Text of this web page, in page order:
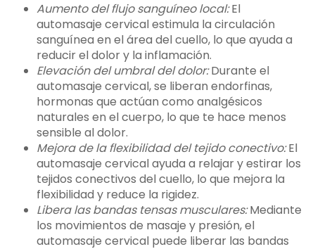
Aumento del flujo sanguíneo local:El
automasaje cervical estimula la circulación
sanguínea en el área del cuello, lo que ayuda a
reducir el dolor y la inflamación.
Elevación del umbral del dolor:Durante el
automasaje cervical, se liberan endorfinas,
hormonas que actúan como analgésicos
naturales en el cuerpo, lo que te hace menos
sensible al dolor.
Mejora de la flexibilidad del tejido conectivo:El
automasaje cervical ayuda a relajar y estirar los
tejidos conectivos del cuello, lo que mejora la
flexibilidad y reduce la rigidez.
Libera las bandas tensas musculares:Mediante
los movimientos de masaje y presión, el
automasaje cervical puede liberar las bandas